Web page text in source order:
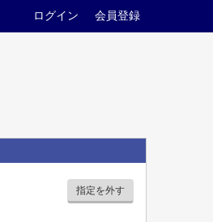
ログイン 会員登録
指定を外す